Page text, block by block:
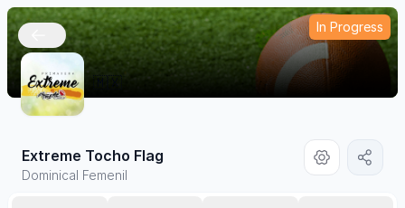
In Progress
🇲🇽
Extreme Tocho Flag
Dominical Femenil